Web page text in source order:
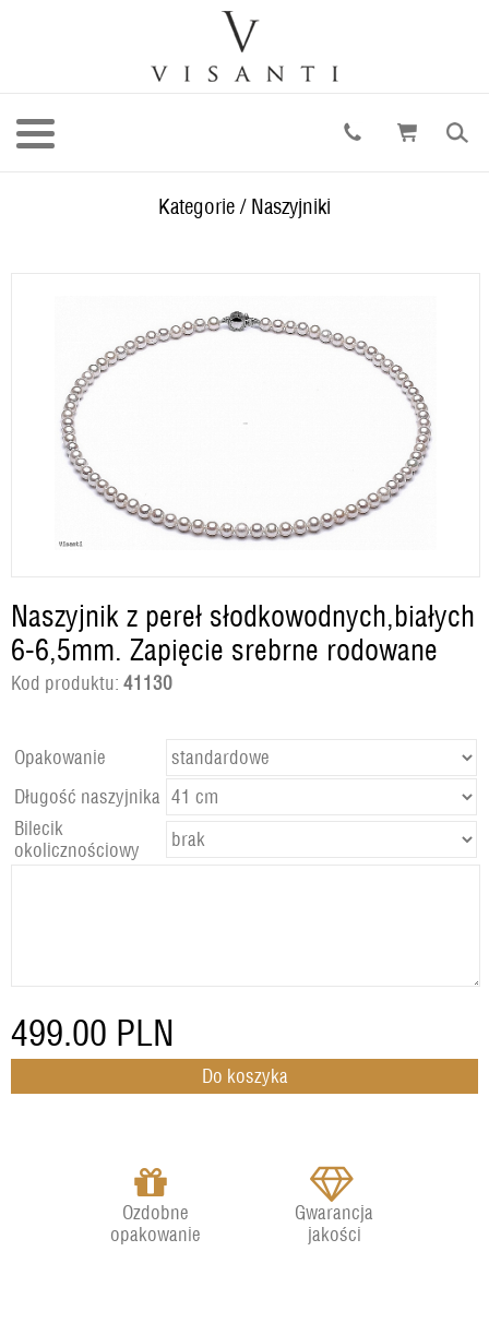
Kategorie / Naszyjniki
Naszyjnik z pereł słodkowodnych,białych
6-6,5mm. Zapięcie srebrne rodowane
Kod produktu: 41130
Opakowanie
Długość naszyjnika
Bilecik
okolicznościowy
499.00 PLN
Ozdobne
opakowanie
Gwarancja
jakości